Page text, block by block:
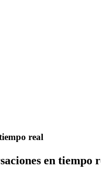
real
en tiempo